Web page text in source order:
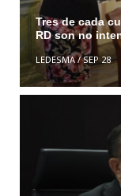
Tres de cada
RD son no
LEDESMA/SEP 28